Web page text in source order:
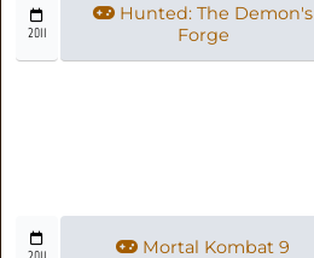
2011
Hunted: The Demon's
Forge
Mortal Kombat 9